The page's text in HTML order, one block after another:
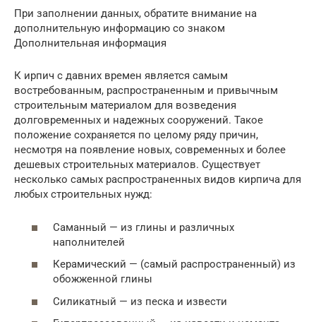
При заполнении данных, обратите внимание на
дополнительную информацию со знаком
Дополнительная информация
К ирпич с давних времен является самым
востребованным, распространенным и привычным
строительным материалом для возведения
долговременных и надежных сооружений. Такое
положение сохраняется по целому ряду причин,
несмотря на появление новых, современных и более
дешевых строительных материалов. Существует
несколько самых распространенных видов кирпича для
любых строительных нужд:
Саманный — из глины и различных
наполнителей
Керамический — (самый распространенный) из
обожженной глины
Силикатный — из песка и извести